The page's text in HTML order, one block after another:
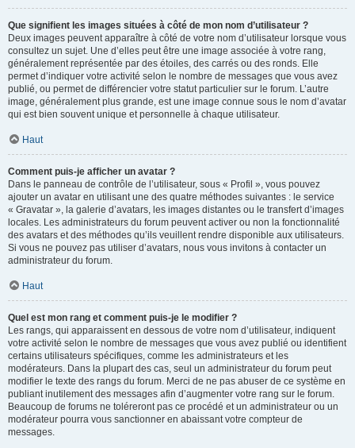
Que signifient les images situées à côté de mon nom d’utilisateur ?
Deux images peuvent apparaître à côté de votre nom d’utilisateur lorsque vous
consultez un sujet. Une d’elles peut être une image associée à votre rang,
généralement représentée par des étoiles, des carrés ou des ronds. Elle
permet d’indiquer votre activité selon le nombre de messages que vous avez
publié, ou permet de différencier votre statut particulier sur le forum. L’autre
image, généralement plus grande, est une image connue sous le nom d’avatar
qui est bien souvent unique et personnelle à chaque utilisateur.
Haut
Comment puis-je afficher un avatar ?
Dans le panneau de contrôle de l’utilisateur, sous « Profil », vous pouvez
ajouter un avatar en utilisant une des quatre méthodes suivantes : le service
« Gravatar », la galerie d’avatars, les images distantes ou le transfert d’images
locales. Les administrateurs du forum peuvent activer ou non la fonctionnalité
des avatars et des méthodes qu’ils veuillent rendre disponible aux utilisateurs.
Si vous ne pouvez pas utiliser d’avatars, nous vous invitons à contacter un
administrateur du forum.
Haut
Quel est mon rang et comment puis-je le modifier ?
Les rangs, qui apparaissent en dessous de votre nom d’utilisateur, indiquent
votre activité selon le nombre de messages que vous avez publié ou identifient
certains utilisateurs spécifiques, comme les administrateurs et les
modérateurs. Dans la plupart des cas, seul un administrateur du forum peut
modifier le texte des rangs du forum. Merci de ne pas abuser de ce système en
publiant inutilement des messages afin d’augmenter votre rang sur le forum.
Beaucoup de forums ne toléreront pas ce procédé et un administrateur ou un
modérateur pourra vous sanctionner en abaissant votre compteur de
messages.